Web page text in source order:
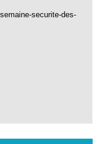
securite-des-